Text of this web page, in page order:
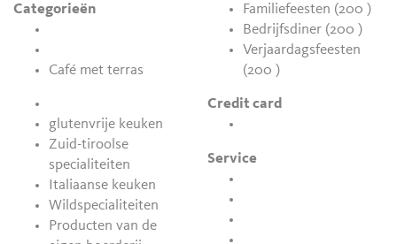
Categorieën
Café met terras
Familiefeesten (200 )
Bedrijfsdiner (200 )
Verjaardagsfeesten
(200 )
glutenvrije keuken
Zuid-tiroolse
specialiteiten
Italiaanse keuken
Wildspecialiteiten
Producten van de
Credit card
Service